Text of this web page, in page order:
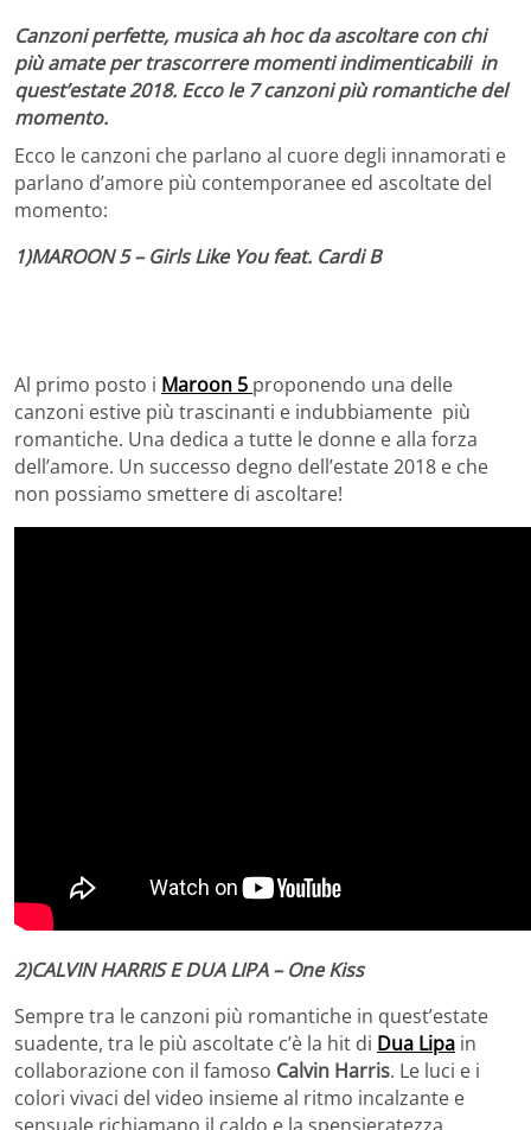
Canzoni perfette, musica ah hoc da ascoltarecon chi
più amate per trascorreremomenti indimenticabili in
quest’estate 2018. Ecco le 7 canzoni più romantiche del
momento.
Ecco le canzoni che parlano al cuore degli innamorati e
parlano d’amore più contemporanee ed ascoltate del
momento:
1)MAROON 5 – Girls Like You feat. Cardi B
Al primo posto i Maroon 5 proponendo una delle
canzoni estive più trascinanti e indubbiamente più
romantiche. Una dedica a tutte le donne e alla forza
dell’amore. Un successo degno dell’estate 2018 e che
non possiamo smettere di ascoltare!
2)CALVIN HARRIS E DUA LIPA – One Kiss
Sempre tra le canzoni più romantiche in quest’estate
suadente, tra le più ascoltate c’è la hit di Dua Lipa in
collaborazione con il famoso Calvin Harris. Le luci e i
colori vivaci del video insieme al ritmo incalzante e